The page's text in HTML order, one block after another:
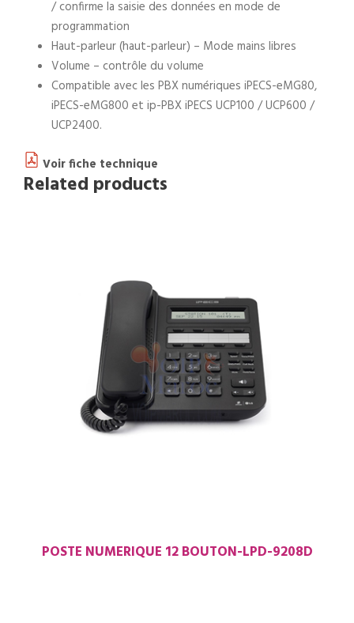
/ confirme la saisie des données en mode de
programmation
Haut-parleur (haut-parleur) – Mode mains libres
Volume – contrôle du volume
Compatible avec les PBX numériques iPECS-eMG80,
iPECS-eMG800 et ip-PBX iPECS UCP100 / UCP600 /
UCP2400.
Voir fiche technique
Related products
POSTE NUMERIQUE 12 BOUTON-LPD-9208D